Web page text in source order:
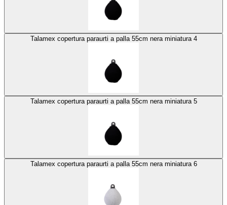
Talamex copertura paraurti a palla 55cm nera miniatura 4
Talamex copertura paraurti a palla 55cm nera miniatura 5
Talamex copertura paraurti a palla 55cm nera miniatura 6